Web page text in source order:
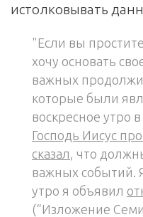
истолковывать
"Если вы
хочу основать
важных
которые были
воскресное утро
Господь Иисус
сказал , что
важных событий.
утро я объявил
(“Изложение